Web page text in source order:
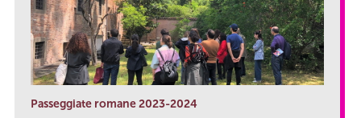
Passeggiate romane 2023-2024